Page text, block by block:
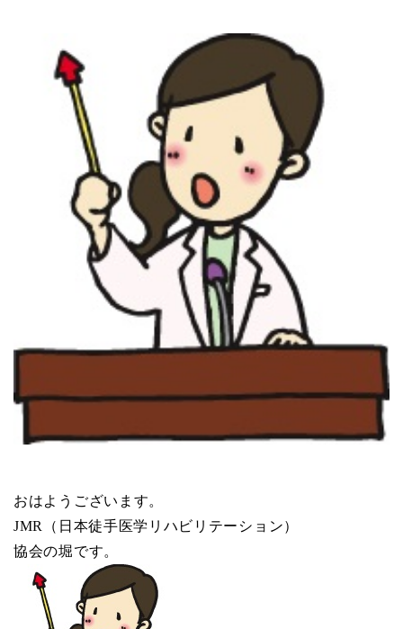
おはようございます。
JMR（日本徒手医学リハビリテーション）
協会の堀です。